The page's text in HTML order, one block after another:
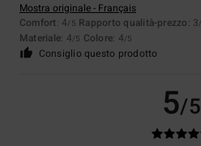
Mostra originale - Français
Comfort: 4/5 Rapporto qualità-prezzo: 3
Materiale: 4/5 Colore: 4/5
Consiglio questo prodotto
5/5